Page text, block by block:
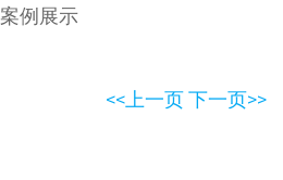
案例展示
<<上一页下一页>>